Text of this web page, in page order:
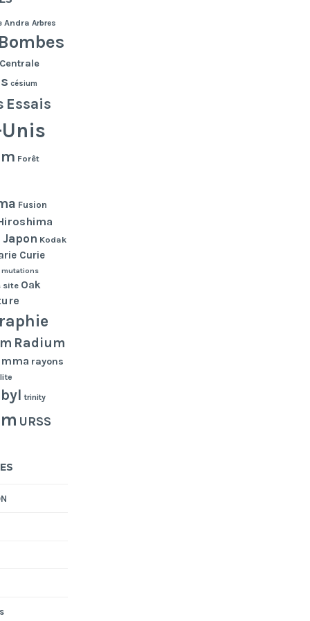
Andra Arbres
césium
Essais
Forêt
Fusion
Japon Kodak
Curie
mutations
site Oak
Radium
rayons
trinity
URSS